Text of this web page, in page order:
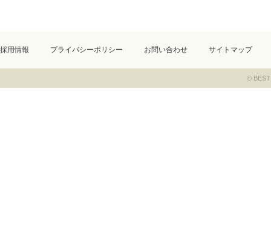
採用情報 プライバシーポリシー お問い合わせ サイトマップ
© BEST